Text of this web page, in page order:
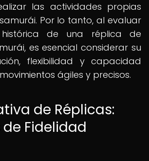
las actividades propias
Por lo tanto, al evaluar
de una réplica de
es esencial considerar su
flexibilidad y capacidad
ágiles y precisos.
de Réplicas:
Fidelidad